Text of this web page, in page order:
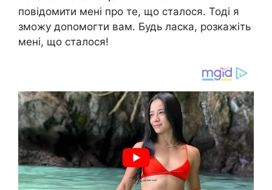
повідомити мені про те, що сталося. Тоді я
зможу доnомогти вам. Будь ласка, розкажіть
мені, що сталося!